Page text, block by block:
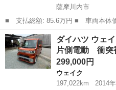
薩摩川内市
■ 支払総額: 85.6万円 ■ 車両本体価格： 780,000 円 ■ メーカー
名： ダイハツ ■ 車種名： ウェ
インセレクションＳＡ ターボ車
トスイッチ ...
鹿児島 薩摩川内市 ウェイク
ダイハツ ウェ
片側電動 衝
299,000円
ウェイク
197,022km
2014年